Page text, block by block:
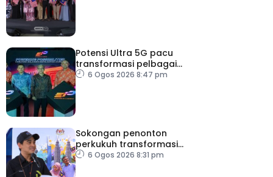
Potensi Ultra 5G pacu
transformasi pelbagai
sektor utama
6 Ogos 2026 8:47 pm
Sokongan penonton
perkukuh transformasi
RTM6 Ogos 2026 8:31 pm